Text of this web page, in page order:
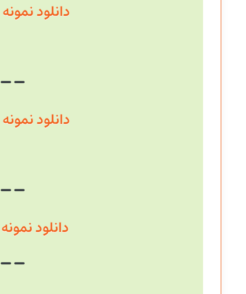
دانلود نمونه
دانلود نمونه
دانلود نمونه